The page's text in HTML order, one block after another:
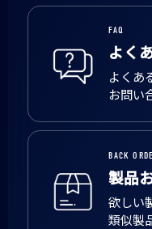
FAQ
よく
よくあ
お問い
BACK
製品
欲しい
類似製